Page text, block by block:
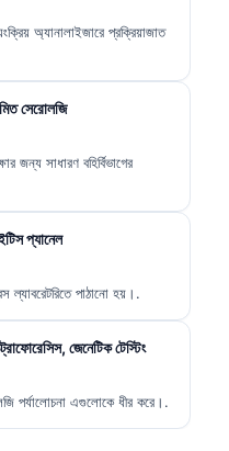
অ্যানালাইজারে প্রক্রিয়াজাত
সেরোলজি
সাধারণ বহির্বিভাগের
প্যানেল
ল্যাবরেটরিতে পাঠানো হয়।.
জেনেটিক টেস্টিং
পর্যালোচনা এগুলোকে ধীর করে।.